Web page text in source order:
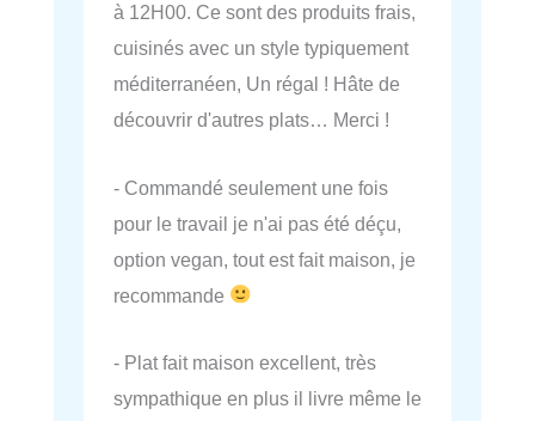
à 12H00. Ce sont des produits frais,
cuisinés avec un style typiquement
méditerranéen, Un régal ! Hâte de
découvrir d'autres plats… Merci !
- Commandé seulement une fois
pour le travail je n'ai pas été déçu,
option vegan, tout est fait maison, je
recommande
- Plat fait maison excellent, très
sympathique en plus il livre même le